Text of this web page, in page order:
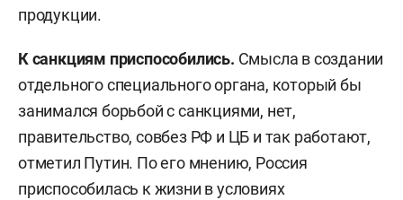
продукции.
К санкциям приспособились. Смысла в создании
отдельного специального органа, который бы
занимался борьбой с санкциями, нет,
правительство, совбез РФ и ЦБ и так работают,
отметил Путин. По его мнению, Россия
приспособилась к жизни в условиях